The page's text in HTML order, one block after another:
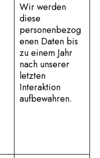
Wir werden
diese
personenbezog
enen Daten bis
zu einem Jahr
nach unserer
letzten
Interaktion
aufbewahren.